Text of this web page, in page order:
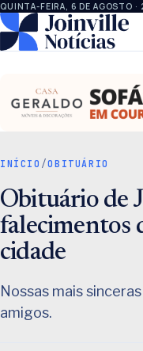
QUINTA-FEIRA, 6 DE AGOSTO
INÍCIO /OBITUÁRIO
Obituário de
falecimentos
cidade
Nossas mais
amigos.